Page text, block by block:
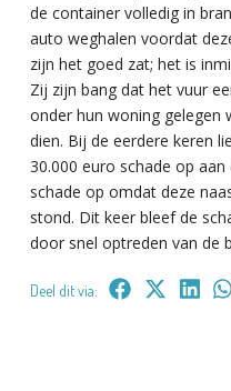
de container volledig in
auto weghalen voordat
zijn het goed zat; het is
Zij zijn bang dat het vuur
onder hun woning gelegen
dien. Bij de eerdere keren
30.000 euro schade op
schade op omdat deze
stond. Dit keer bleef de
door snel optreden van de
Deel dit via: